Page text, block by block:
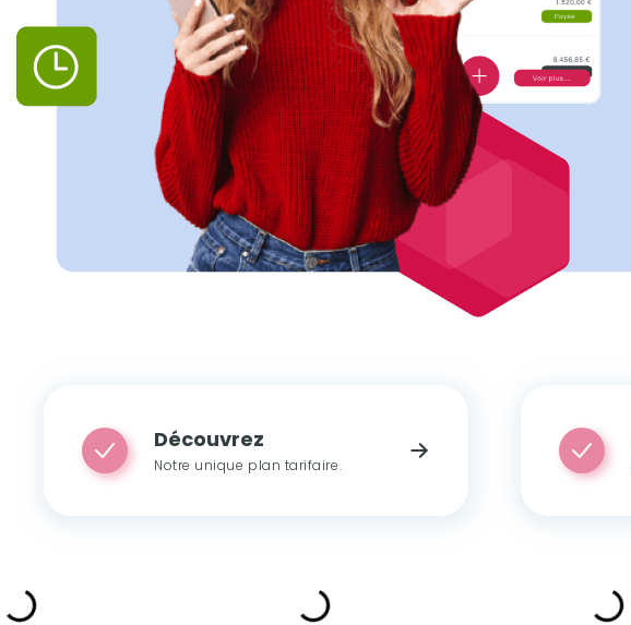
Découvrez
Notre unique plan tarifaire.